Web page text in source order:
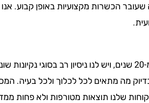
שעובר הכשרות מקצועיות באופן קבוע.
אנו עובדים בתחום הניקיון כבר למעלה מ-20 שנים, ויש לנו ניסיון רב
מה מתאים לכל לכלוך ולכל בעיה.
שלנו תוצאות מטורפות ולא פחות